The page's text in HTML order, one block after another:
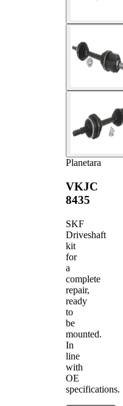
Planetara
VKJC
8435
SKF
Driveshaft
kit
for
a
complete
repair,
ready
to
be
mounted.
In
line
with
OE
specifications.